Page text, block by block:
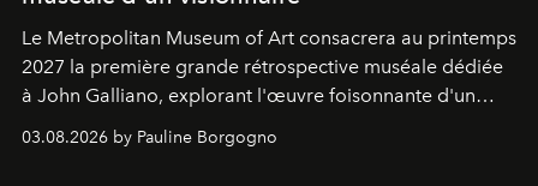
Le Metropolitan Museum of Art consacrera au printemps
2027 la première grande rétrospective muséale dédiée
à John Galliano, explorant l'œuvre foisonnante d'un
créateur aussi visionnaire que controversé.
03.08.2026 by Pauline Borgogno